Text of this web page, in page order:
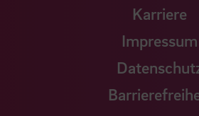
Karriere
Impressum